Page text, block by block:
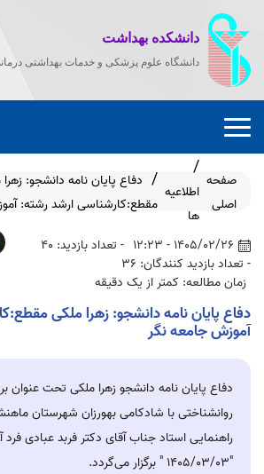
دانشکده بهداشت
دانشگاه علوم پزشکی و خدمات بهداشتی
صفحه
اصلی
اطلاعیه
ها
دفاع پایان نامه دانشجو:
مقطع:کارشناسی ارشد رشته:
1405/02/26 - 12:23
- تعداد بازدید: 40
- تعداد بازدید کنندگان: 36
زمان مطالعه: کمتر از یک دقیقه
دفاع پایان نامه دانشجو: زهرا ملکی
آموزش جامعه نگر
دفاع پایان نامه دانشجو زهرا ملکی تحت عنوان
راهنمایی استاد جناب آقای دکتر فربد عبادی فرد
"1405/03/03 " برگزار می‌گردد.